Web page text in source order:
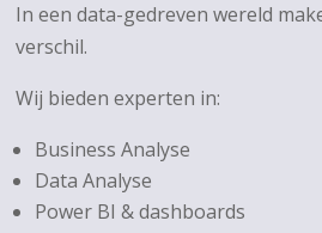
In een data-gedreven wereld
verschil.
Wij bieden experten in:
Business Analyse
Data Analyse
Power BI & dashboards